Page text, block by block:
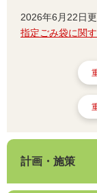
2026年6月22日
指定ごみ袋に関
計画・施策